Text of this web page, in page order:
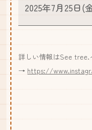
2025年7月25日(
詳しい情報はSee tree.
→ https://